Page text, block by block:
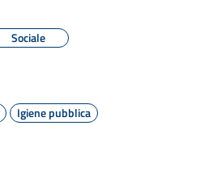
Sociale
Igiene pubblica